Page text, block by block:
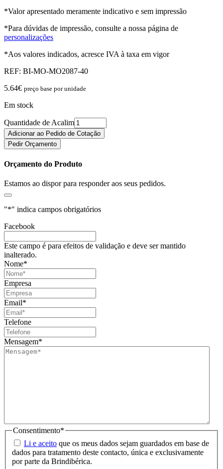
*Valor apresentado meramente indicativo e sem impressão
*Para dúvidas de impressão, consulte a nossa página de
personalizações
*Aos valores indicados, acresce IVA à taxa em vigor
REF: BI-MO-MO2087-40
5.64€ preço base por unidade
Em stock
Quantidade de Acalim
Adicionar ao Pedido de Cotação
Pedir Orçamento
Orçamento do Produto
Estamos ao dispor para responder aos seus pedidos.
"*" indica campos obrigatórios
Facebook
Este campo é para efeitos de validação e deve ser mantido
inalterado.
Nome*
Empresa
Email*
Telefone
Mensagem*
Consentimento*
Li e aceito que os meus dados sejam guardados em base de
dados para tratamento deste contacto, única e exclusivamente
por parte da Brindibérica.